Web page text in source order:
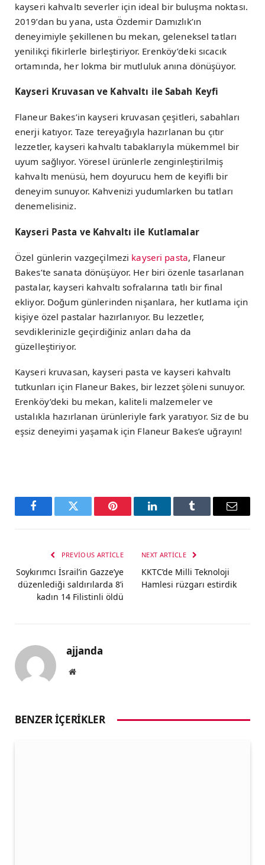
kayseri kahvaltı severler için ideal bir buluşma noktası.
2019’dan bu yana, usta Özdemir Damızlık’ın
deneyimiyle şekillenen bu mekan, geleneksel tatları
yenilikçi fikirlerle birleştiriyor. Erenköy’deki sıcacık
ortamında, her lokma bir mutluluk anına dönüşüyor.
Kayseri Kruvasan ve Kahvaltı ile Sabah Keyfi
Flaneur Bakes’in kayseri kruvasan çeşitleri, sabahları
enerji katıyor. Taze tereyağıyla hazırlanan bu çıtır
lezzetler, kayseri kahvaltı tabaklarıyla mükemmel bir
uyum sağlıyor. Yöresel ürünlerle zenginleştirilmiş
kahvaltı menüsü, hem doyurucu hem de keyifli bir
deneyim sunuyor. Kahvenizi yudumlarken bu tatları
denemelisiniz.
Kayseri Pasta ve Kahvaltı ile Kutlamalar
Özel günlerin vazgeçilmezi kayseri pasta, Flaneur
Bakes’te sanata dönüşüyor. Her biri özenle tasarlanan
pastalar, kayseri kahvaltı sofralarına tatlı bir final
ekliyor. Doğum günlerinden nişanlara, her kutlama için
kişiye özel pastalar hazırlanıyor. Bu lezzetler,
sevdiklerinizle geçirdiğiniz anları daha da
güzelleştiriyor.
Kayseri kruvasan, kayseri pasta ve kayseri kahvaltı
tutkunları için Flaneur Bakes, bir lezzet şöleni sunuyor.
Erenköy’deki bu mekan, kaliteli malzemeler ve
ustalıkla hazırlanan ürünleriyle fark yaratıyor. Siz de bu
eşsiz deneyimi yaşamak için Flaneur Bakes’e uğrayın!
FacebookTwitter Pinterest LinkedInTumblr Email
PREVIOUS ARTICLE
Soykırımcı İsrail’in Gazze’ye
düzenlediği saldırılarda 8’i
kadın 14 Filistinli öldü
NEXT ARTICLE
KKTC’de Milli Teknoloji
Hamlesi rüzgarı estirdik
ajjanda
Website
BENZER İÇERIKLER